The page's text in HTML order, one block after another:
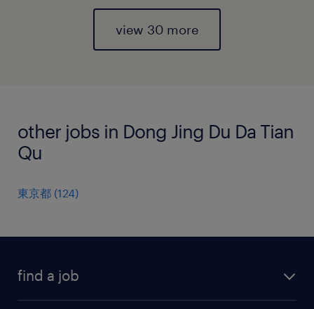
view 30 more
other jobs in Dong Jing Du Da Tian
Qu
東京都 (124)
find a job